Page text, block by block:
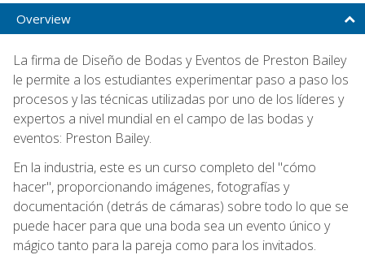
Overview
La firma de Diseño de Bodas y Eventos de Preston Bailey
le permite a los estudiantes experimentar paso a paso los
procesos y las técnicas utilizadas por uno de los líderes y
expertos a nivel mundial en el campo de las bodas y
eventos: Preston Bailey.
En la industria, este es un curso completo del "cómo
hacer", proporcionando imágenes, fotografías y
documentación (detrás de cámaras) sobre todo lo que se
puede hacer para que una boda sea un evento único y
mágico tanto para la pareja como para los invitados.